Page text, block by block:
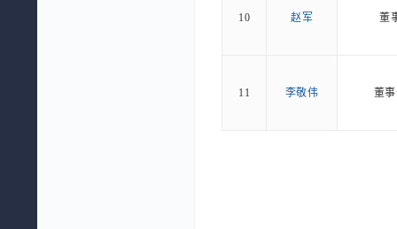
10 赵军 董
11 李敬伟 董